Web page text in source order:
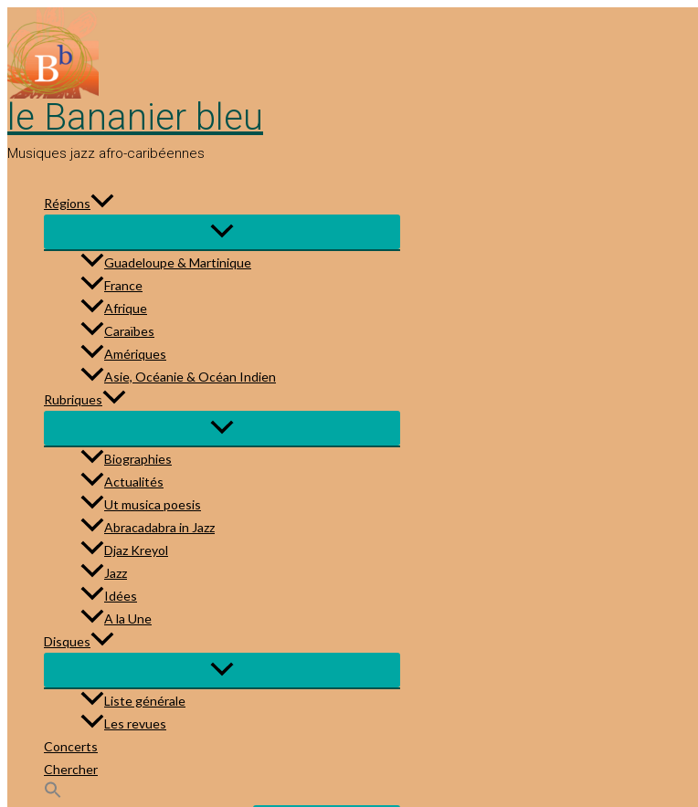
au
contenu
le Bananier bleu
Musiques jazz afro-caribéennes
Régions
Guadeloupe & Martinique
France
Afrique
Caraïbes
Amériques
Asie, Océanie & Océan Indien
Rubriques
Biographies
Actualités
Ut musica poesis
Abracadabra in Jazz
Djaz Kreyol
Jazz
Idées
A la Une
Disques
Liste générale
Les revues
Concerts
Chercher